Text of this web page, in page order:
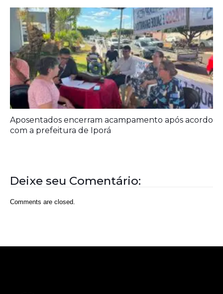
Prefeitura entrega melhorias em escolas